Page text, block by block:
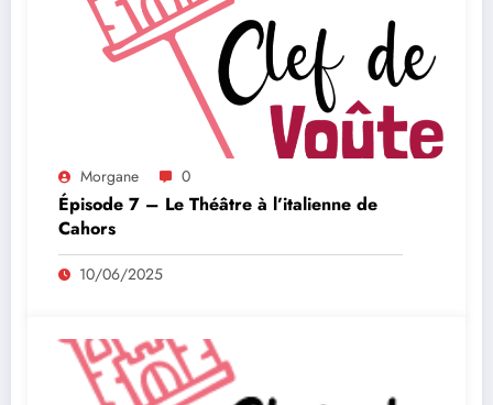
Morgane 0
Épisode 7 – Le Théâtre à l’italienne de
Cahors
10/06/2025